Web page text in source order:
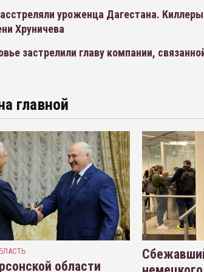
уроженца Дагестана.
Хруничева
застрелили главу компании,
главной
области